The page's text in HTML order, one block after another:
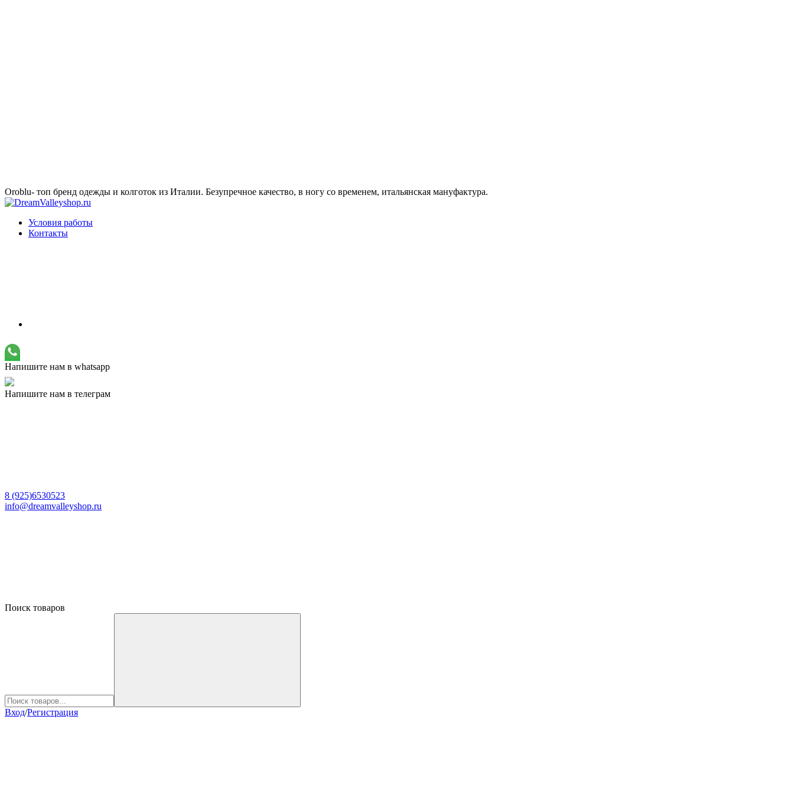
Oroblu- топ бренд одежды и колготок из Италии. Безупречное качество, в ногу со временем, итальянская мануфактура.
Условия работы
Контакты
Напишите нам в whatsapp
Напишите нам в телеграм
8 (925)6530523
info@dreamvalleyshop.ru
Поиск товаров
Вход/Регистрация